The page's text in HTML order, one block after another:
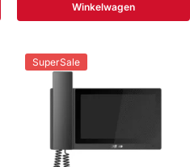
Winkelwagen
SuperSale